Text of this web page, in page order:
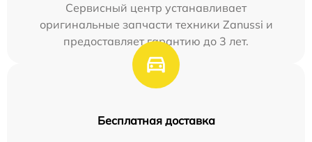
Сервисный центр устанавливает
оригинальные запчасти техники Zanussi и
предоставляет гарантию до 3 лет.
Бесплатная доставка